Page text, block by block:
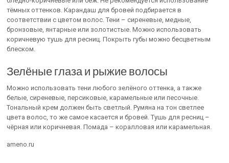
тёмных оттенков. Карандаш для бровей подбирается в
соответствии с цветом волос. Тени – сиреневые, медные,
бронзовые, янтарные или золотистые. Можно использовать
коричневую тушь для ресниц. Покрыть губы можно бесцветным
блеском.
Зелёные глаза и рыжие волосы
Можно использовать тени любого зелёного оттенка, а также
белые, сиреневые, персиковые, карамельные или песочные.
Тональный крем должен быть светлый. Румяна на тон светлее
цвета волос, то же самое касается и бровей. Тушь для ресниц –
чёрная или коричневая. Помада – коралловая или карамельная.
ameno.ru